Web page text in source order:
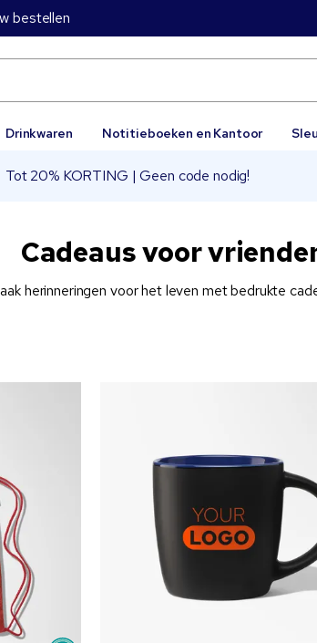
bestellen
Drinkwaren Notitieboeken en Kantoor
Tot 20% KORTING | Geen code nodig!
Cadeaus voor
herinneringen voor het leven met bedrukte